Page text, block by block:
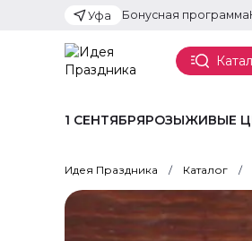
Уфа Бонусная программа
1 СЕНТЯБРЯРОЗЫЖИВЫЕ
Идея Праздника Каталог